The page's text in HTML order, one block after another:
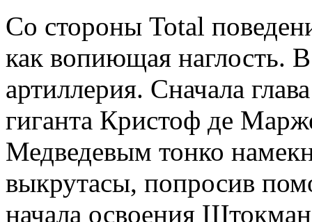
Со стороны Total
как вопиющая наглость.
артиллерия. Сначала
гиганта Кристоф де
Медведевым тонко
выкрутасы, попросив
начала освоения